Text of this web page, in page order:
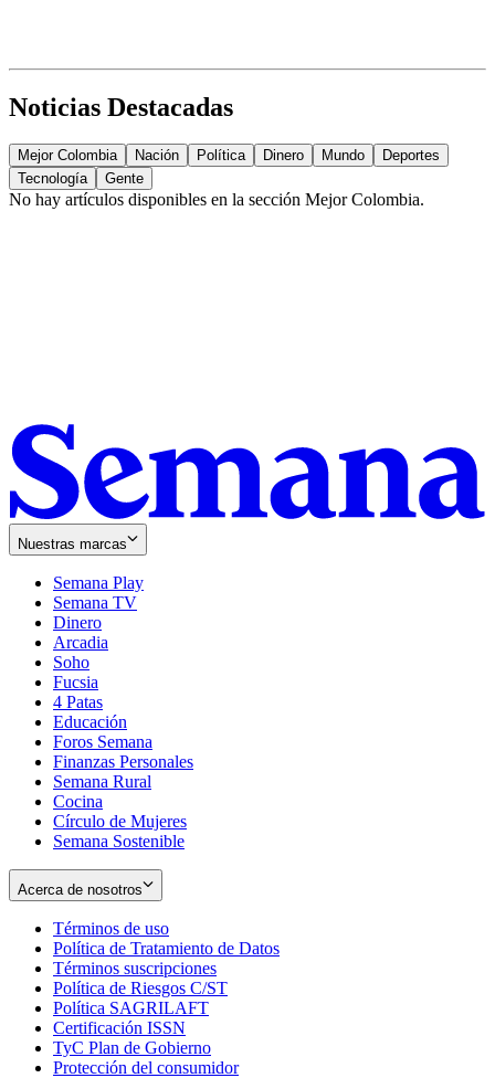
Noticias Destacadas
Mejor Colombia Nación Política Dinero Mundo
Deportes
Tecnología
Gente
No hay artículos disponibles en la sección Mejor Colombia.
Nuestras marcas
Semana Play
Semana TV
Dinero
Arcadia
Soho
in
new
window
Fucsia
in
new
window
4 Patas
Educación
Foros Semana
Finanzas Personales
Semana Rural
Cocina
Círculo de Mujeres
Semana Sostenible
Acerca de nosotros
Términos de uso
in
new
window
Política de Tratamiento de Datos
Términos suscripciones
in
Política de Riesgos C/ST
Política SAGRILAFT
new
window
Certificación ISSN
in
new
TyC Plan de Gobierno
in
Protección del consumidorOpens